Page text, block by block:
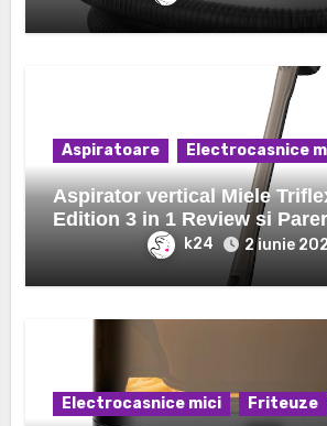
Aspiratoare Electrocasnice
Aspirator vertical Miele
Edition 3 in 1 Review si
k24 2 iunie
Electrocasnice mici Friteuze